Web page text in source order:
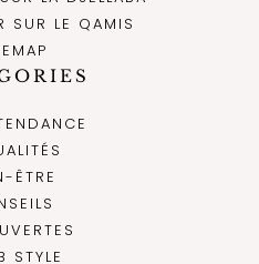
SUR LE QAMIS
ÊTRE
STYLE